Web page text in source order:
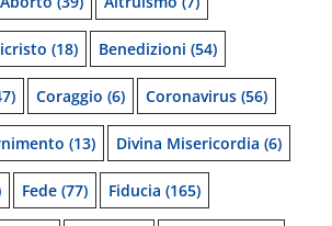
(18) Benedizioni (54)
Coraggio (6) Coronavirus (56)
(13) Divina Misericordia (6)
Fede (77) Fiducia (165)